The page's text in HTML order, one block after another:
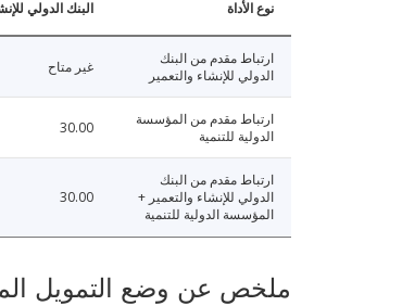
نوع الأداة البنك الدولي
ارتباط مقدم من البنك
الدولي للإنشاء والتعمير
غير متاح
ارتباط مقدم من المؤسسة
الدولية للتنمية
30.00
ارتباط مقدم من البنك
الدولي للإنشاء والتعمير +
المؤسسة الدولية للتنمية
30.00
ملخص عن وضع التمويل المقدم